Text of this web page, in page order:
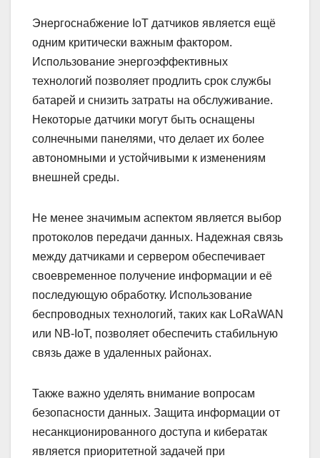
Энергоснабжение IoT датчиков является ещё
одним критически важным фактором.
Использование энергоэффективных
технологий позволяет продлить срок службы
батарей и снизить затраты на обслуживание.
Некоторые датчики могут быть оснащены
солнечными панелями, что делает их более
автономными и устойчивыми к изменениям
внешней среды.
Не менее значимым аспектом является выбор
протоколов передачи данных. Надежная связь
между датчиками и сервером обеспечивает
своевременное получение информации и её
последующую обработку. Использование
беспроводных технологий, таких как LoRaWAN
или NB-IoT, позволяет обеспечить стабильную
связь даже в удаленных районах.
Также важно уделять внимание вопросам
безопасности данных. Защита информации от
несанкционированного доступа и кибератак
является приоритетной задачей при